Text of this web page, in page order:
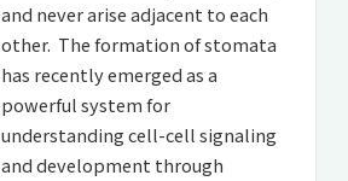
and never arise adjacent to each
other. The formation of stomata
has recently emerged as a
powerful system for
understanding cell-cell signaling
and development through